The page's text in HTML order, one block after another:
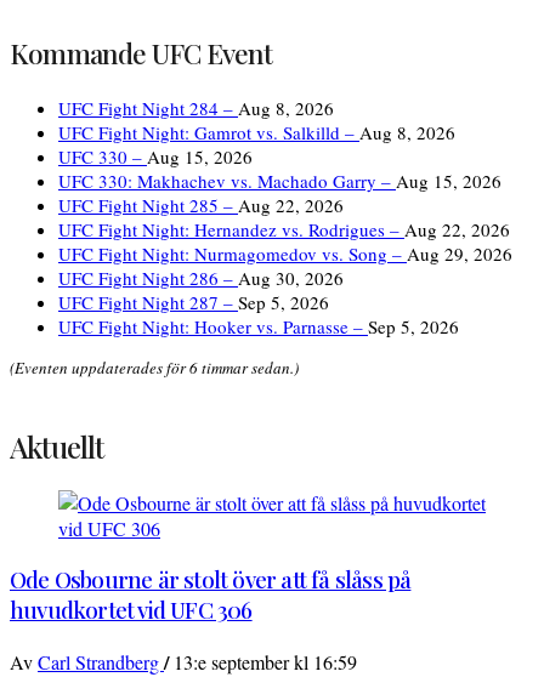
Kommande UFC Event
UFC Fight Night 284 – Aug 8, 2026
UFC Fight Night: Gamrot vs. Salkilld – Aug 8, 2026
UFC 330 – Aug 15, 2026
UFC 330: Makhachev vs. Machado Garry – Aug 15, 2026
UFC Fight Night 285 – Aug 22, 2026
UFC Fight Night: Hernandez vs. Rodrigues – Aug 22, 2026
UFC Fight Night: Nurmagomedov vs. Song – Aug 29, 2026
UFC Fight Night 286 – Aug 30, 2026
UFC Fight Night 287 – Sep 5, 2026
UFC Fight Night: Hooker vs. Parnasse – Sep 5, 2026
(Eventen uppdaterades för 6 timmar sedan.)
Aktuellt
Ode Osbourne är stolt över att få slåss på
huvudkortet vid UFC 306
AvCarl Strandberg/ 13:e september kl 16:59